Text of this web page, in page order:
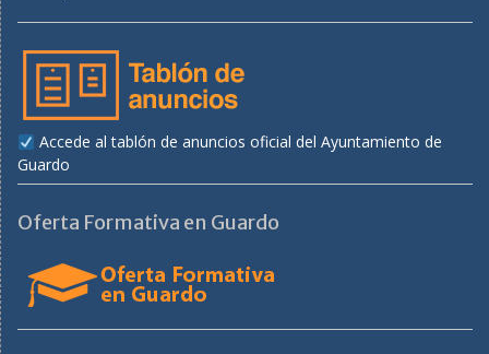
Accede al tablón de anuncios oficial del Ayuntamiento de
Guardo
Oferta Formativa en Guardo